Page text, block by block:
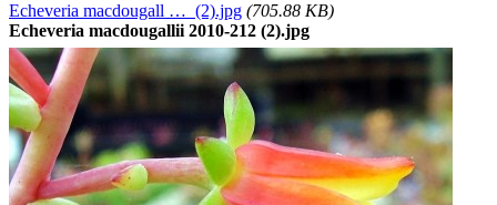
Echeveria macdougall … (2).jpg (705.88 KB)
Echeveria macdougallii 2010-212 (2).jpg